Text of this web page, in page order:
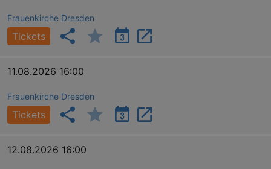
Frauenkirche Dresden
Tickets
11.08.2026 16:00
Frauenkirche Dresden
Tickets
12.08.2026 16:00